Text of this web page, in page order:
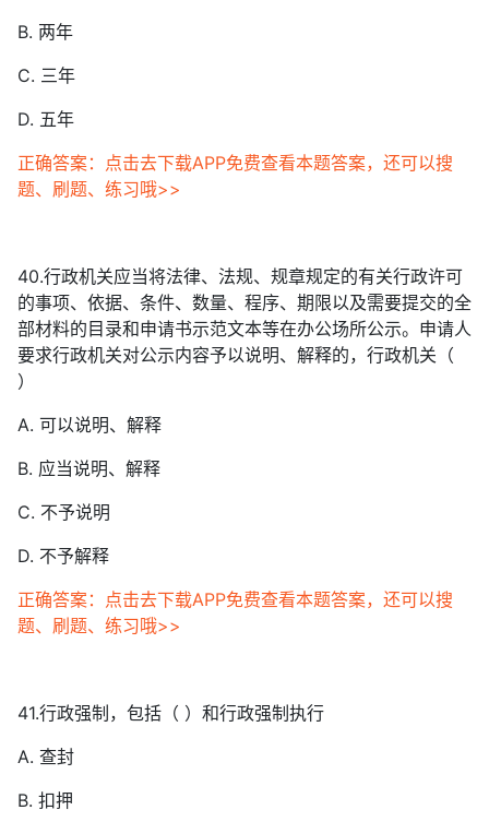
B. 两年
C. 三年
D. 五年
正确答案：点击去下载APP免费查看本题答案，还可以搜
题、刷题、练习哦>>
40.行政机关应当将法律、法规、规章规定的有关行政许可
的事项、依据、条件、数量、程序、期限以及需要提交的全
部材料的目录和申请书示范文本等在办公场所公示。申请人
要求行政机关对公示内容予以说明、解释的，行政机关（
）
A. 可以说明、解释
B. 应当说明、解释
C. 不予说明
D. 不予解释
正确答案：点击去下载APP免费查看本题答案，还可以搜
题、刷题、练习哦>>
41.行政强制，包括（ ）和行政强制执行
A. 查封
B. 扣押